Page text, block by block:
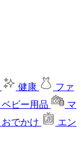
健康
ファ
ベビー用品
マ
おでかけ
エン